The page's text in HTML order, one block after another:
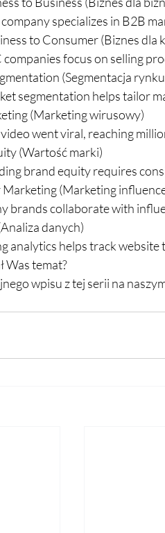
specializes in B2B
to Consumer (Biznes dla
companies focus on selling
(Segmentacja
segmentation helps tailor
(Marketing wirusowy)
went viral, reaching
(Wartość marki)
brand equity requires
Marketing (Marketing
brands collaborate with
danych)
analytics helps track
Was temat?
wpisu z tej serii na